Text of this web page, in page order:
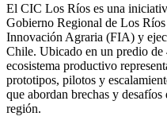
El CIC Los Ríos es una
Gobierno Regional de Los
Innovación Agraria (FIA) y
Chile. Ubicado en un predio
ecosistema productivo
prototipos, pilotos y
que abordan brechas y
región.